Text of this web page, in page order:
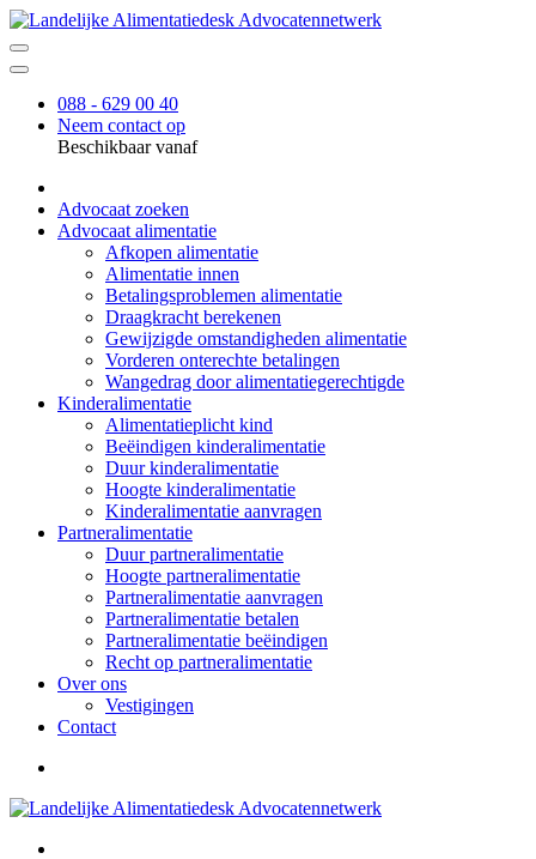
088 - 629 00 40
Neem contact op
Beschikbaar vanaf
Advocaat zoeken
Advocaat alimentatie
Afkopen alimentatie
Alimentatie innen
Betalingsproblemen alimentatie
Draagkracht berekenen
Gewijzigde omstandigheden alimentatie
Vorderen onterechte betalingen
Wangedrag door alimentatiegerechtigde
Kinderalimentatie
Alimentatieplicht kind
Beëindigen kinderalimentatie
Duur kinderalimentatie
Hoogte kinderalimentatie
Kinderalimentatie aanvragen
Partneralimentatie
Duur partneralimentatie
Hoogte partneralimentatie
Partneralimentatie aanvragen
Partneralimentatie betalen
Partneralimentatie beëindigen
Recht op partneralimentatie
Over ons
Vestigingen
Contact